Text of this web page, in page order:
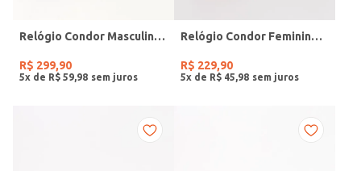
Relógio Condor Masculino PRETO
R$ 299,90
5x de R$ 59 98
Relógio Condor Feminino PRATA
R$ 229,90
5x de R$ 45 98